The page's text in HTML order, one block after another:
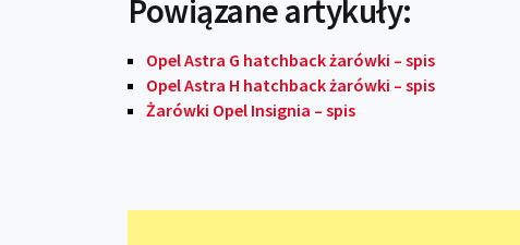
Powiązane artykuły:
Opel Astra G hatchback żarówki – spis
Opel Astra H hatchback żarówki – spis
Żarówki Opel Insignia – spis